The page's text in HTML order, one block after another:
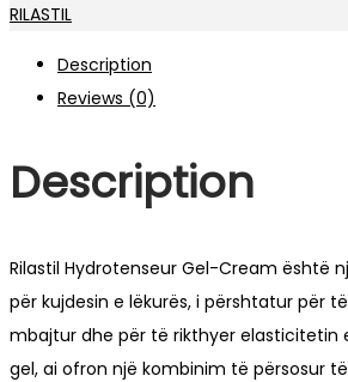
RILASTIL
Description
Reviews (0)
Description
Rilastil Hydrotenseur Gel-Cream është
për kujdesin e lëkurës, i përshtatur për
mbajtur dhe për të rikthyer elasticitetin
gel, ai ofron një kombinim të përsosur